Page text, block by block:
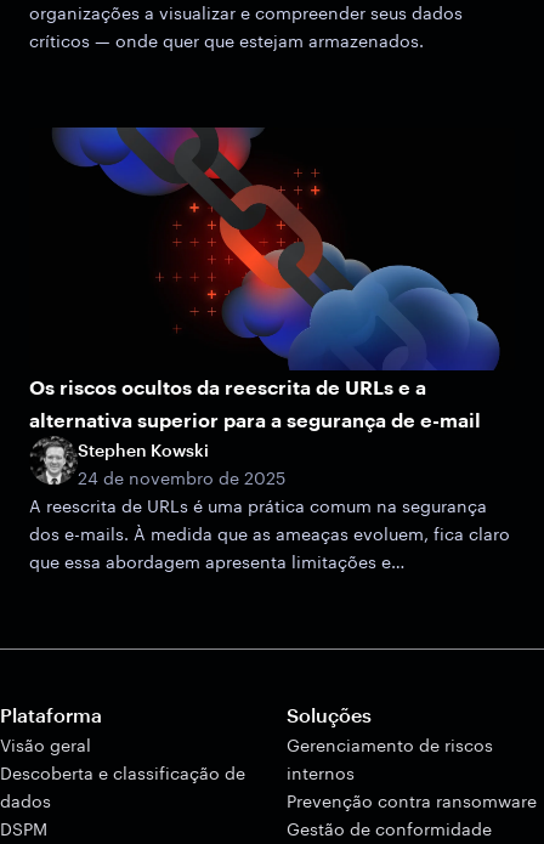
organizações a visualizar e compreender seus dados
críticos — onde quer que estejam armazenados.
Os riscos ocultos da reescrita de URLs e a
alternativa superior para a segurança de e-mail
Stephen Kowski
24 de novembro de 2025
A reescrita de URLs é uma prática comum na segurança
dos e-mails. À medida que as ameaças evoluem, fica claro
que essa abordagem apresenta limitações e
Plataforma
Visão geral
Descoberta e classificação de
dados
DSPM
Soluções
Gerenciamento de riscos
internos
Prevenção contra ransomware
Gestão de conformidade